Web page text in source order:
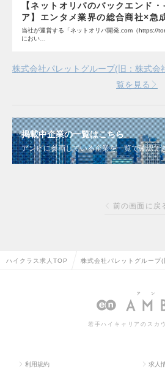
【ネットオリパのバックエンド
ア】エンタメ業界の総合商社×急
当社が運営する「ネットオリパ開発.com（https://
におい…
株式会社パレットグループ(旧：株式会
覧を見る
掲載中企業の一覧はこちら
アンビに参画している企業を一覧で確認で
前の画面に戻
ハイクラス求人TOP 株式会社パレットグループ
若手ハイキャリアのスカ
利用規約 求人